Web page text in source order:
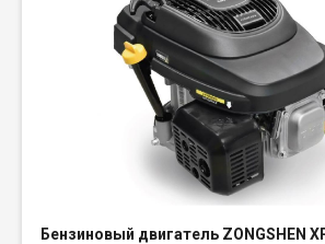
Бензиновый двигатель ZONGSHEN